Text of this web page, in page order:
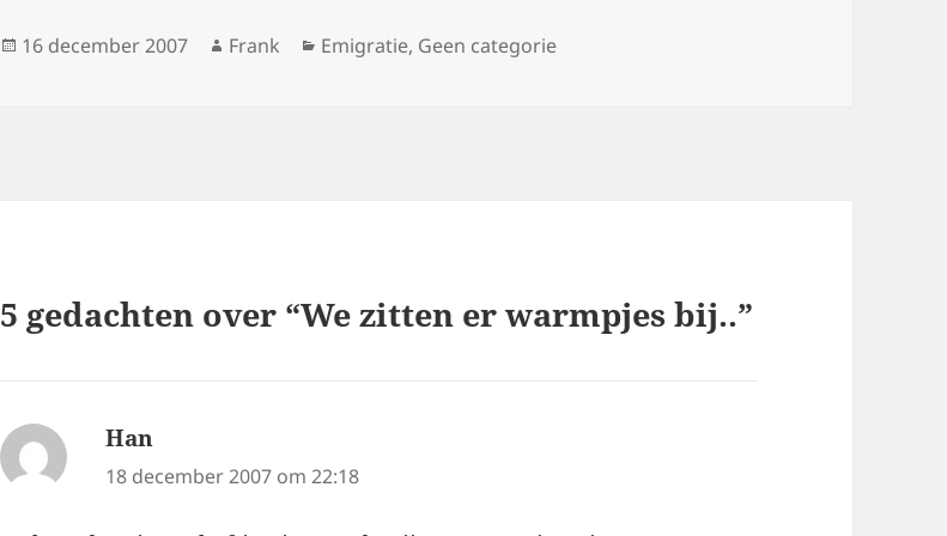
Geplaatst
16 december 2007 Auteur
Frank Categorieën
Emigratie, Geen categorie
5 gedachten over “We zitten er warmpjes bij..”
Han
18 december 2007 om 22:18